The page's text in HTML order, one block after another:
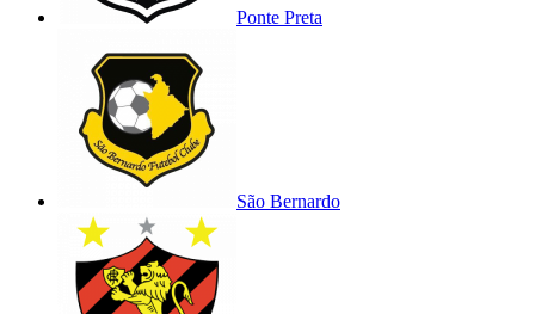
Ponte Preta
São Bernardo